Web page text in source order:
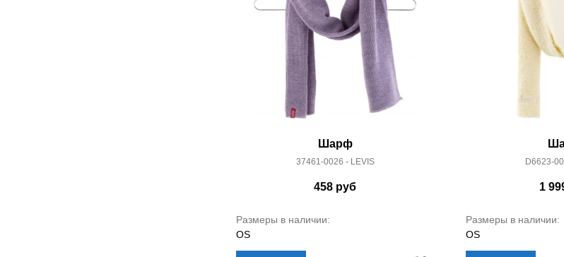
Шарф
37461-0026 - LEVIS
458 руб
Размеры в наличии:
OS
D6623-
1
Размеры в наличии:
OS